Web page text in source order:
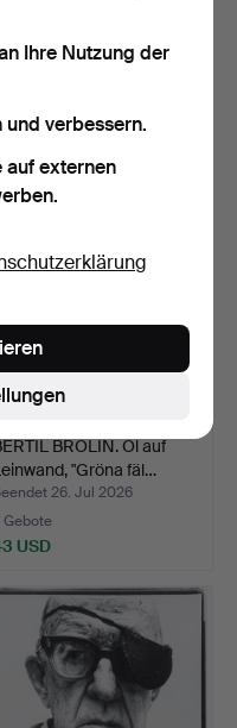
OLSSON. Öl auf
Leinwand, südliche Lan…
Gebot
BROLIN. Öl auf
"Gröna fäl…
26. Jul 2026
Gebote
USD
Ihre Nutzung der
verbessern.
auf externen